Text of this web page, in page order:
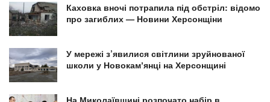
Каховка вночі потрапила під обстріл: відомо
про загиблих — Новини Херсонщіни
У мережі з’явилися світлини зруйнованої
школи у Новокамʼянці на Херсонщині
На Миколаївщині розпочато набір в